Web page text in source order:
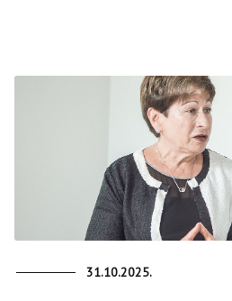
31.10.2025.